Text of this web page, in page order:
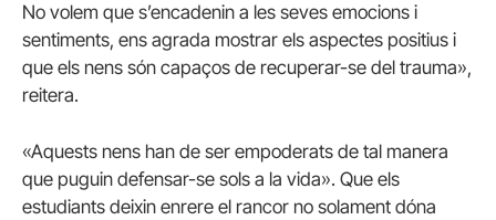
No volem que s’encadenin a les seves emocions i
sentiments, ens agrada mostrar els aspectes positius i
que els nens són capaços de recuperar-se del trauma»,
reitera.
«Aquests nens han de ser empoderats de tal manera
que puguin defensar-se sols a la vida». Que els
estudiants deixin enrere el rancor no solament dóna